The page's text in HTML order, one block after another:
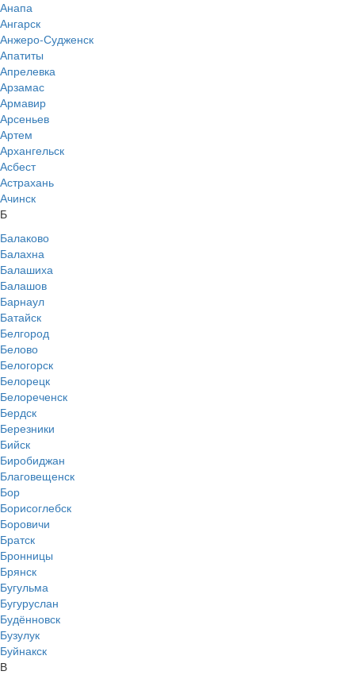
Анапа
Ангарск
Анжеро-Судженск
Апатиты
Апрелевка
Арзамас
Армавир
Арсеньев
Артем
Архангельск
Асбест
Астрахань
Ачинск
Б
Балаково
Балахна
Балашиха
Балашов
Барнаул
Батайск
Белгород
Белово
Белогорск
Белорецк
Белореченск
Бердск
Березники
Бийск
Биробиджан
Благовещенск
Бор
Борисоглебск
Боровичи
Братск
Бронницы
Брянск
Бугульма
Бугуруслан
Будённовск
Бузулук
Буйнакск
В